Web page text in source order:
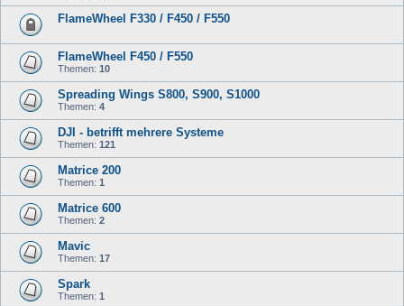
FlameWheel F330 / F450 / F550
FlameWheel F450 / F550
Themen: 10
Spreading Wings S800, S900, S1000
Themen: 4
DJI - betrifft mehrere Systeme
Themen: 121
Matrice 200
Themen: 1
Matrice 600
Themen: 2
Mavic
Themen: 17
Spark
Themen: 1